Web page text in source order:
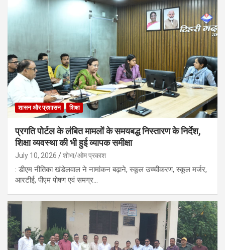
शासन और प्रशासन शिक्षा
प्रगति पोर्टल के लंबित मामलों के समयबद्ध निस्तारण के निर्देश,
शिक्षा व्यवस्था की भी हुई व्यापक समीक्षा
July 10, 2026 शोभा/ओम प्रकाश
: डीएम नीतिका खंडेलवाल ने नामांकन बढ़ाने, स्कूल उच्चीकरण, स्कूल मर्जर,
आरटीई, पीएम पोषण एवं समग्र…